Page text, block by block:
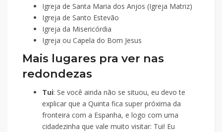
Igreja de Santa Maria dos Anjos (Igreja Matriz)
Igreja de Santo Estevão
Igreja da Misericórdia
Igreja ou Capela do Bom Jesus
Mais lugares pra ver nas
redondezas
Tui: Se você ainda não se situou, eu devo te
explicar que a Quinta fica super próxima da
fronteira com a Espanha, e logo com uma
cidadezinha que vale muito visitar: Tui! Eu